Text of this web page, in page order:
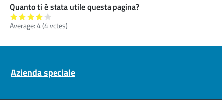
Quanto ti è stata utile questa pagina?
Average:4(4votes)
Azienda speciale